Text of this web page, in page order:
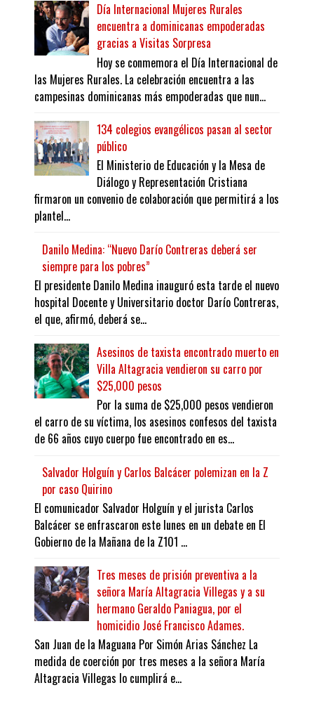
Día Internacional Mujeres Rurales
encuentra a dominicanas empoderadas
gracias a Visitas Sorpresa
Hoy se conmemora el Día Internacional de
las Mujeres Rurales. La celebración encuentra a las
campesinas dominicanas más empoderadas que nun...
134 colegios evangélicos pasan al sector
público
El Ministerio de Educación y la Mesa de
Diálogo y Representación Cristiana
firmaron un convenio de colaboración que permitirá a los
plantel...
Danilo Medina: “Nuevo Darío Contreras deberá ser
siempre para los pobres”
El presidente Danilo Medina inauguró esta tarde el nuevo
hospital Docente y Universitario doctor Darío Contreras,
el que, afirmó, deberá se...
Asesinos de taxista encontrado muerto en
Villa Altagracia vendieron su carro por
$25,000 pesos
Por la suma de $25,000 pesos vendieron
el carro de su víctima, los asesinos confesos del taxista
de 66 años cuyo cuerpo fue encontrado en es...
Salvador Holguín y Carlos Balcácer polemizan en la Z
por caso Quirino
El comunicador Salvador Holguín y el jurista Carlos
Balcácer se enfrascaron este lunes en un debate en El
Gobierno de la Mañana de la Z101 ...
Tres meses de prisión preventiva a la
señora María Altagracia Villegas y a su
hermano Geraldo Paniagua, por el
homicidio José Francisco Adames.
San Juan de la Maguana Por Simón Arias Sánchez La
medida de coerción por tres meses a la señora María
Altagracia Villegas lo cumplirá e...